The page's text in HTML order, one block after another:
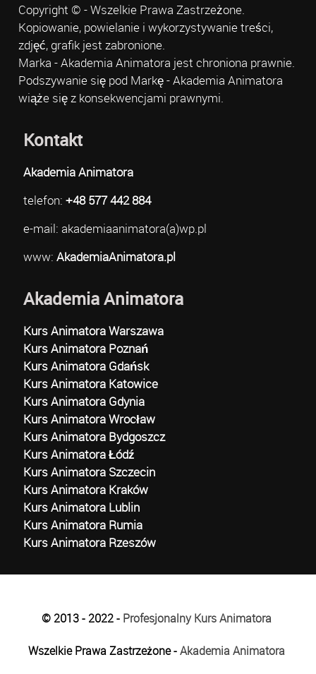
Copyright © - Wszelkie Prawa Zastrzeżone.
Kopiowanie, powielanie i wykorzystywanie treści,
zdjęć, grafik jest zabronione.
Marka - Akademia Animatora jest chroniona prawnie.
Podszywanie się pod Markę - Akademia Animatora
wiąże się z konsekwencjami prawnymi.
Kontakt
Akademia Animatora
telefon: +48 577 442 884
e-mail: akademiaanimatora(a)wp.pl
www: AkademiaAnimatora.pl
Akademia Animatora
Kurs Animatora Warszawa
Kurs Animatora Poznań
Kurs Animatora Gdańsk
Kurs Animatora Katowice
Kurs Animatora Gdynia
Kurs Animatora Wrocław
Kurs Animatora Bydgoszcz
Kurs Animatora Łódź
Kurs Animatora Szczecin
Kurs Animatora Kraków
Kurs Animatora Lublin
Kurs Animatora Rumia
Kurs Animatora Rzeszów
© 2013 - 2022 - Profesjonalny Kurs Animatora
Wszelkie Prawa Zastrzeżone -Akademia Animatora